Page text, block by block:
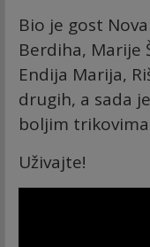
Bio je gost
Berdiha, Marije
Endija Marija,
drugih, a sada
boljim
Uživajte!